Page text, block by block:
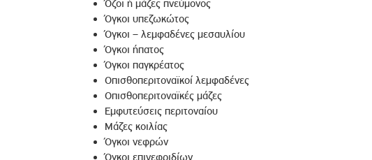
Όζοι ή μάζες πνεύμονος
Όγκοι υπεζωκώτος
Όγκοι – λεμφαδένες μεσαυλίου
Όγκοι ήπατος
Όγκοι παγκρέατος
Οπισθοπεριτοναϊκοί λεμφαδένες
Οπισθοπεριτοναϊκές μάζες
Εμφυτεύσεις περιτοναίου
Μάζες κοιλίας
Όγκοι νεφρών
Όγκοι επινεφριδίων